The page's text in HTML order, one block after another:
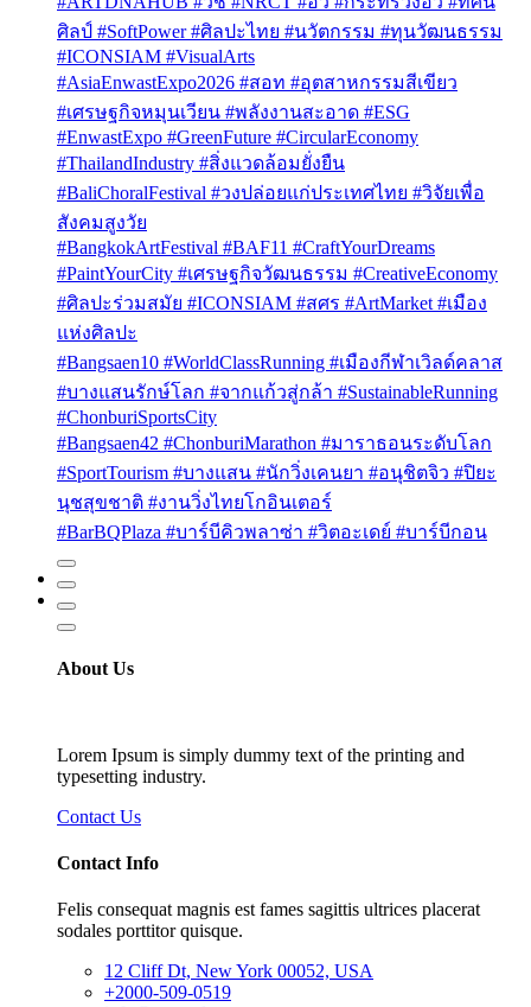
ศิลป์ #SoftPower #ศิลปะไทย #นวัตกรรม #ทุนวัฒนธรรม
#ICONSIAM #VisualArts
#AsiaEnwastExpo2026 #สอท #อุตสาหกรรมสีเขียว
#เศรษฐกิจหมุนเวียน #พลังงานสะอาด #ESG
#EnwastExpo #GreenFuture #CircularEconomy
#ThailandIndustry #สิ่งแวดล้อมยั่งยืน
#BaliChoralFestival #วงปล่อยแก่ประเทศไทย #วิจัยเพื่อ
สังคมสูงวัย
#BangkokArtFestival #BAF11 #CraftYourDreams
#PaintYourCity #เศรษฐกิจวัฒนธรรม #CreativeEconomy
#ศิลปะร่วมสมัย #ICONSIAM #สศร #ArtMarket #เมือง
แห่งศิลปะ
#Bangsaen10 #WorldClassRunning #เมืองกีฬาเวิลด์คลาส
#บางแสนรักษ์โลก #จากแก้วสู่กล้า #SustainableRunning
#ChonburiSportsCity
#Bangsaen42 #ChonburiMarathon #มาราธอนระดับโลก
#SportTourism #บางแสน #นักวิ่งเคนยา #อนุชิตจิว #ปิยะ
นุชสุขชาติ #งานวิ่งไทยโกอินเตอร์
#BarBQPlaza #บาร์บีคิวพลาซ่า #วิตอะเดย์ #บาร์บีกอน
About Us
Lorem Ipsum is simply dummy text of the printing and
typesetting industry.
Contact Us
Contact Info
Felis consequat magnis est fames sagittis ultrices placerat
sodales porttitor quisque.
12 Cliff Dt, New York 00052, USA
+2000-509-0519